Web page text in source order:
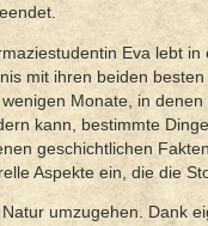
Eva lebt
mit ihren beiden
Monate, in
kann, bestimmte
geschichtlichen
Aspekte ein, die die
umzugehen. Dank